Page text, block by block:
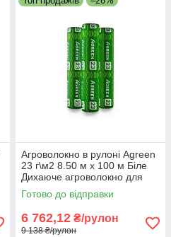
Агроволокно в рулоні Agreen
23 г\м2 8.50 м х 100 м Біле
Дихаюче агроволокно для
саду Агрополотно для дачі
Готово до відправки
6 762,12 ₴/рулон
9 138 ₴/рулон